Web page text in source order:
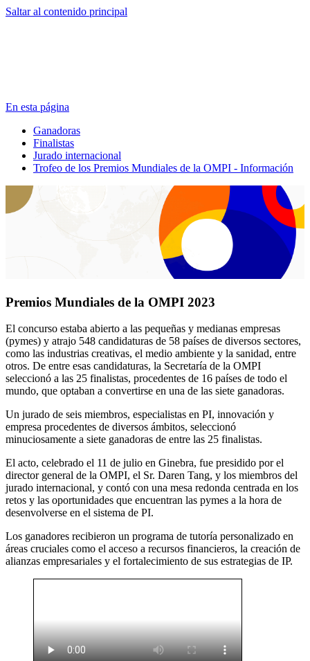
Saltar al contenido principal
En esta página
Ganadoras
Finalistas
Jurado internacional
Trofeo de los Premios Mundiales de la OMPI - Información
Premios Mundiales de la OMPI 2023
El concurso estaba abierto a las pequeñas y medianas empresas
(pymes) y atrajo 548 candidaturas de 58 países de diversos sectores,
como las industrias creativas, el medio ambiente y la sanidad, entre
otros. De entre esas candidaturas, la Secretaría de la OMPI
seleccionó a las 25 finalistas, procedentes de 16 países de todo el
mundo, que optaban a convertirse en una de las siete ganadoras.
Un jurado de seis miembros, especialistas en PI, innovación y
empresa procedentes de diversos ámbitos, seleccionó
minuciosamente a siete ganadoras de entre las 25 finalistas.
El acto, celebrado el 11 de julio en Ginebra, fue presidido por el
director general de la OMPI, el Sr. Daren Tang, y los miembros del
jurado internacional, y contó con una mesa redonda centrada en los
retos y las oportunidades que encuentran las pymes a la hora de
desenvolverse en el sistema de PI.
Los ganadores recibieron un programa de tutoría personalizado en
áreas cruciales como el acceso a recursos financieros, la creación de
alianzas empresariales y el fortalecimiento de sus estrategias de IP.